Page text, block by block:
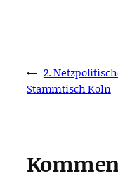
← 2.
Stammtisch Köln